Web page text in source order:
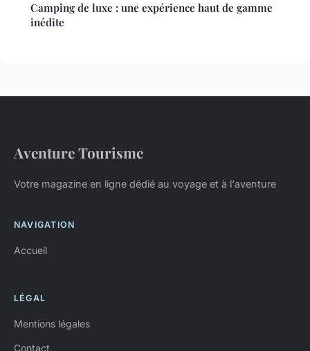
Camping de luxe : une expérience haut de gamme
inédite
Aventure Tourisme
Votre magazine en ligne dédié au voyage et à l'aventure
NAVIGATION
Accueil
LÉGAL
Mentions légales
Contact